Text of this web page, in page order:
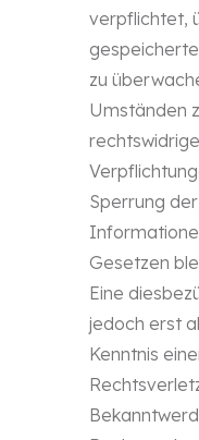
verpflichtet,
zu
Umständen
Sperrung
Gesetzen
Eine
jedoch erst
Kenntnis